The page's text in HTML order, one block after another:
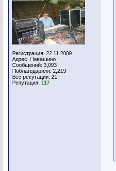
Регистрация: 22.11.2009
Адрес: Навашино
Сообщений: 3,093
Поблагодарили: 2,219
Вес репутации: 21
Репутация: 117